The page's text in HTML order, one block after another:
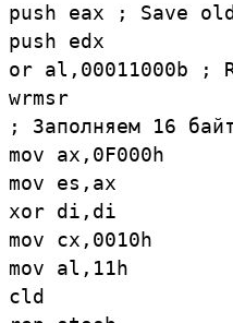
push eax ; Save
push edx
or al,00011000b ;
wrmsr
; Заполняем 16
mov ax,0F000h
mov es,ax
xor di,di
mov cx,0010h
mov al,11h
cld